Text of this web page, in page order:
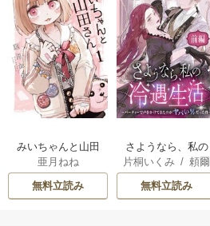
みいちゃんと山田
さん
亜月ねね
無料立読み
さようなら、私の
冷遇生活 ～パーテ
ィーで声をかけて
きたのがヤバい男
片桐いくみ /頼爾
無料立読み